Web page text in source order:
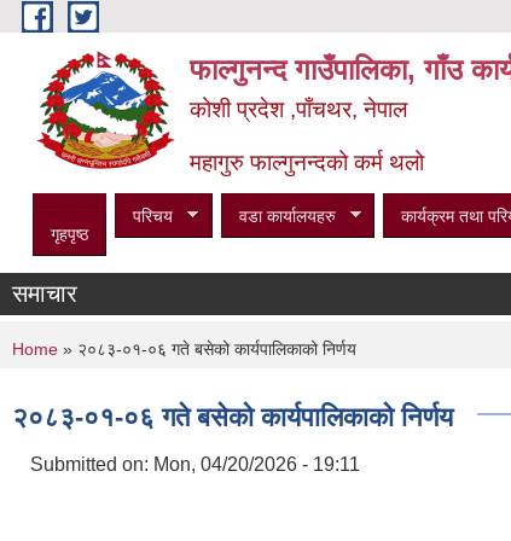
Skip to main content
फाल्गुनन्द गाउँपालिका, गाँउ
कोशी प्रदेश ,पाँचथर, नेपाल
महागुरु फाल्गुनन्दको कर्म थलो
गृहपृष्ठ
परिचय वडा कार्यालयहरु कार्यक्रम तथा
समाचार
You are here
Home » २०८३-०१-०६ गते बसेको कार्यपालिकाको निर्णय
२०८३-०१-०६ गते बसेको कार्यपालिकाको निर्णय
Submitted on: Mon, 04/20/2026 - 19:11